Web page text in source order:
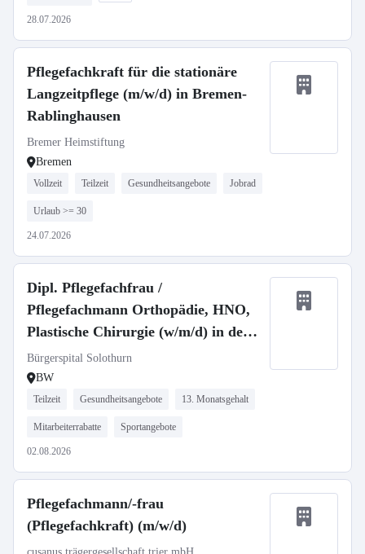
28.07.2026
Pflegefachkraft für die stationäre
Langzeitpflege (m/w/d) in Bremen-
Rablinghausen
Bremer Heimstiftung
Bremen
Vollzeit Teilzeit Gesundheitsangebote Jobrad
Urlaub >= 30
24.07.2026
Dipl. Pflegefachfrau /
Pflegefachmann Orthopädie, HNO,
Plastische Chirurgie (w/m/d) in der
Schweiz
Bürgerspital Solothurn
BW
Teilzeit Gesundheitsangebote 13. Monatsgehalt
Mitarbeiterrabatte Sportangebote
02.08.2026
Pflegefachmann/-frau
(Pflegefachkraft) (m/w/d)